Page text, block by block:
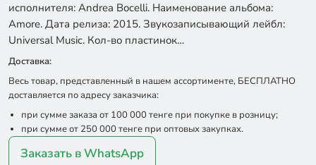
исполнителя: Andrea Bocelli. Наименование альбома:
Amore. Дата релиза: 2015. Звукозаписывающий лейбл:
Universal Music. Кол-во пластинок…
Доставка:
Весь товар, представленный в нашем ассортименте, БЕСПЛАТНО
доставляется по адресу заказчика:
при сумме заказа от 100 000 тенге при покупке в розницу;
при сумме от 250 000 тенге при оптовых закупках.
Заказать в WhatsApp